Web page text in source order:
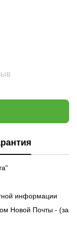
информации
Новой Почты - (за